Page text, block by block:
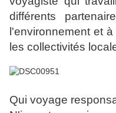
différents
l'environnement et
les collectivités
Qui voyage